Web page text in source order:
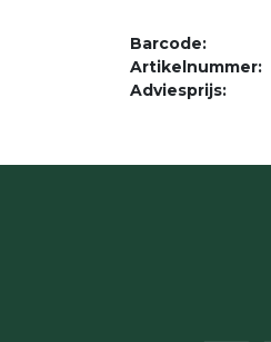
Barcode:
Artikelnummer:
Adviesprijs: